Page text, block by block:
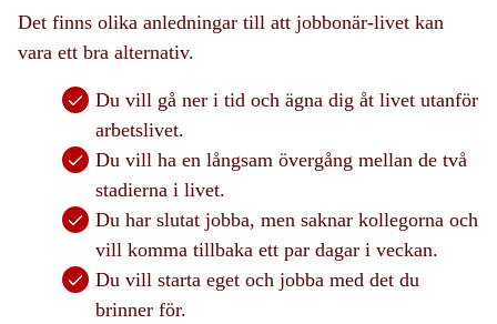
Det finns olika anledningar till att jobbonär-livet kan
vara ett bra alternativ.
Du vill gå ner i tid och ägna dig åt livet utanför
arbetslivet.
Du vill ha en långsam övergång mellan de två
stadierna i livet.
Du har slutat jobba, men saknar kollegorna och
vill komma tillbaka ett par dagar i veckan.
Du vill starta eget och jobba med det du
brinner för.